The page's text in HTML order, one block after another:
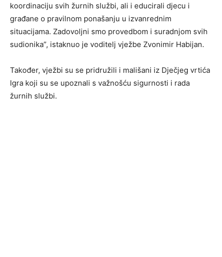
koordinaciju svih žurnih službi, ali i educirali djecu i
građane o pravilnom ponašanju u izvanrednim
situacijama. Zadovoljni smo provedbom i suradnjom svih
sudionika”, istaknuo je voditelj vježbe Zvonimir Habijan.
Također, vježbi su se pridružili i mališani iz Dječjeg vrtića
Igra koji su se upoznali s važnošću sigurnosti i rada
žurnih službi.